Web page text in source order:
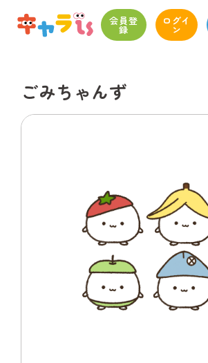
会員登
録
ログイ
ン
ごみちゃんず